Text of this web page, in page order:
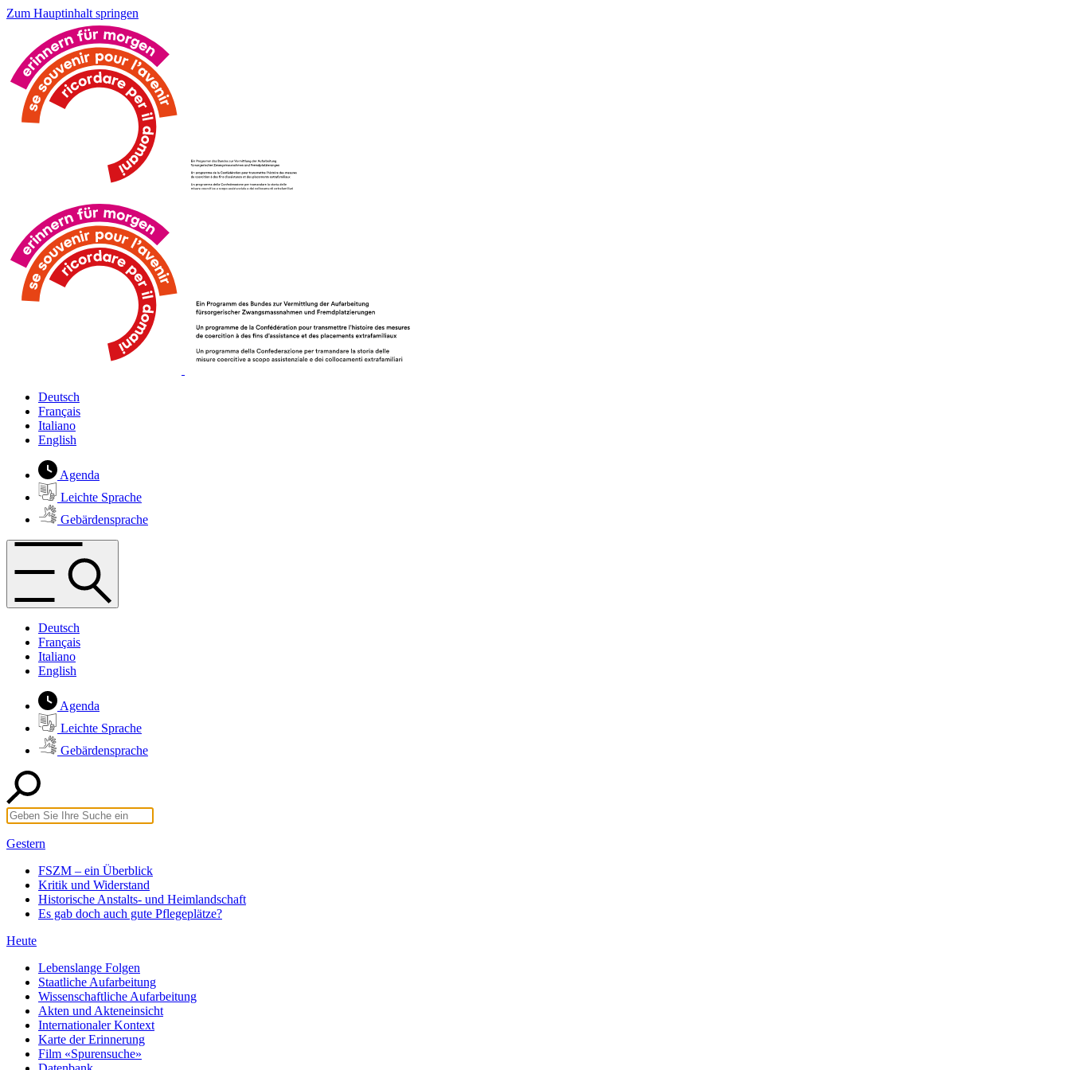
Zum Hauptinhalt springen
Deutsch
Français
Italiano
English
Agenda
Leichte Sprache
Gebärdensprache
Deutsch
Français
Italiano
English
Agenda
Leichte Sprache
Gebärdensprache
Gestern
FSZM – ein Überblick
Kritik und Widerstand
Historische Anstalts- und Heimlandschaft
Es gab doch auch gute Pflegeplätze?
Heute
Lebenslange Folgen
Staatliche Aufarbeitung
Wissenschaftliche Aufarbeitung
Akten und Akteneinsicht
Internationaler Kontext
Karte der Erinnerung
Film «Spurensuche»